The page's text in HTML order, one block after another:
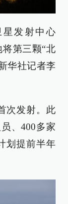
星发射中心
第三颗“北
华社记者李
次发射。此
、400多家
划提前半年